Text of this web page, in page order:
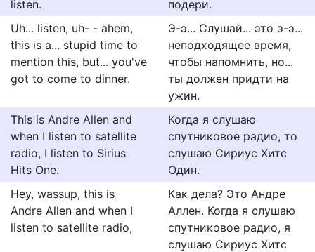
listen.
подери.
Uh... listen, uh- - ahem,
this is a... stupid time to
mention this, but... you've
got to come to dinner.
Э-э... Слушай... это э-э...
неподходящее время,
чтобы напомнить, но...
ты должен придти на
ужин.
This is Andre Allen and
when I listen to satellite
radio, I listen to Sirius
Hits One.
Когда я слушаю
спутниковое радио, то
слушаю Сириус Хитс
Один.
Hey, wassup, this is
Andre Allen and when I
listen to satellite radio,
Как дела? Это Андре
Аллен. Когда я слушаю
спутниковое радио, я
слушаю Сириус Хитс